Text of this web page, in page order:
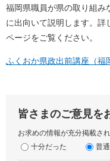
福岡県職員が県の取り組み
に出向いて説明します。詳
ページをご覧ください。
ふくおか県政出前講座（福
皆さまのご意見を
お求めの情報が充分掲載さ
十分だった
普通